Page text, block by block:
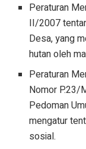
Peraturan
II/2007
Desa, yang
hutan oleh
Peraturan
Nomor P.23/
Pedoman
mengatur
sosial.